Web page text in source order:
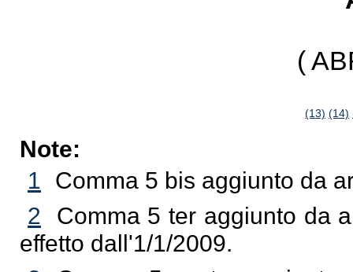
(
(13) (14)
Note:
1 Comma 5 bis aggiunto da
2
Comma 5 ter aggiunto da
effetto dall'1/1/2009.